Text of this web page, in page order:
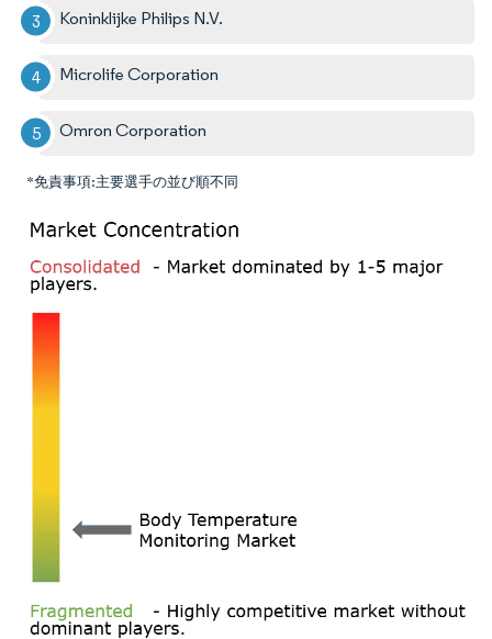
Koninklijke Philips N.V.
Microlife Corporation
Omron Corporation
*免責事項:主要選手の並び順不同